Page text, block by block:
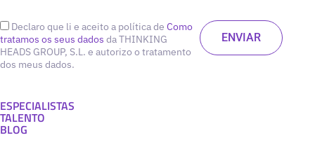
Declaro que li e aceito a política de Como
tratamos os seus dados da THINKING
HEADS GROUP, S.L. e autorizo o tratamento
dos meus dados.
ESPECIALISTAS
TALENTO
BLOG